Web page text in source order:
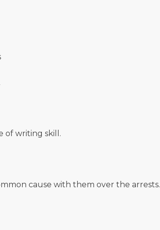
of writing skill.
cause with them over the arrests.